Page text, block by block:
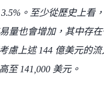
。至少從歷史上看
量也會增加，其中存在
慮上述 144 億美元的流
至 141,000 美元。